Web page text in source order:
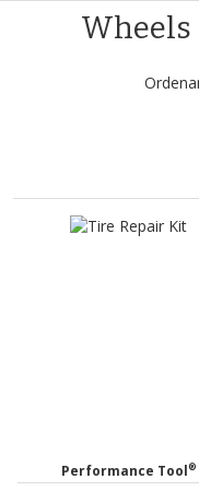
Wheels
Performance Tool®